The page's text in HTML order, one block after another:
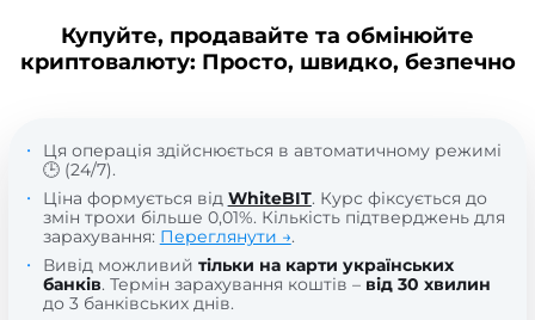
Купуйте, продавайте та обмінюйте
криптовалюту: Просто, швидко, безпечно
Ця операція здійснюється в автоматичному режимі
🕒 (24/7).
Ціна формується від WhiteBIT. Курс фіксується до
змін трохи більше 0,01%. Кількість підтверджень для
зарахування: Переглянути →.
Вивід можливий тільки на карти українських
банків. Термін зарахування коштів – від 30 хвилин
до 3 банківських днів.